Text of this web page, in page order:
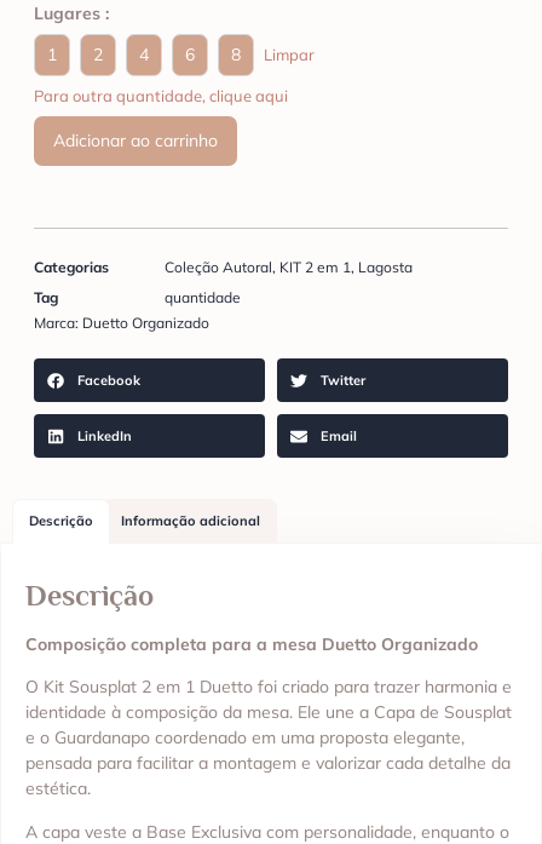
Lugares :
1
2 4 6 8 Limpar
Para outra quantidade, clique aqui
Adicionar ao carrinho
Categorias Coleção Autoral, KIT 2 em 1 , Lagosta
Tag
quantidade
Marca: Duetto Organizado
Facebook Twitter
LinkedIn Email
Descrição Informação adicional
Descrição
Composição completa para a mesa Duetto Organizado
O Kit Sousplat 2 em 1 Duetto foi criado para trazer harmonia e
identidade à composição da mesa. Ele une a Capa de Sousplat
e o Guardanapo coordenado em uma proposta elegante,
pensada para facilitar a montagem e valorizar cada detalhe da
estética.
A capa veste a Base Exclusiva com personalidade, enquanto o